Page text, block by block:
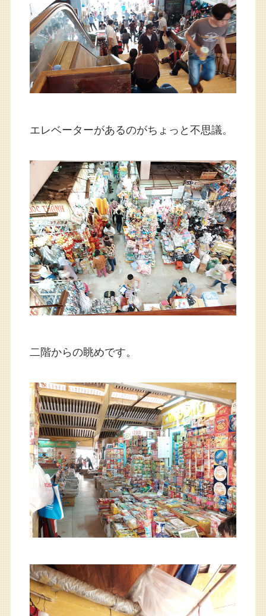
エレベーターがあるのがちょっと不思議。
二階からの眺めです。